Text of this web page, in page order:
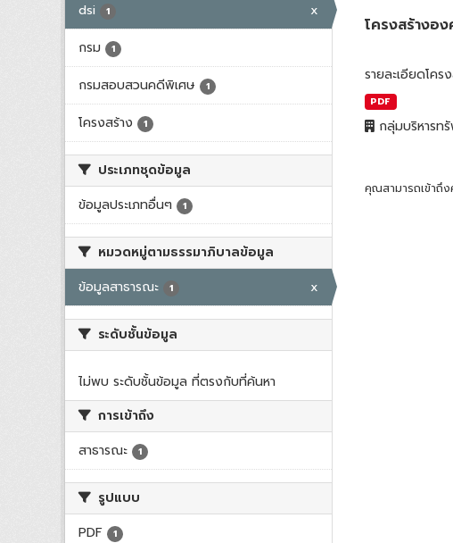
dsi
1
x
กรม
1
กรมสอบสวนคดีพิเศษ 1
โครงสร้าง 1
ประเภทชุดข้อมูล
ข้อมูลประเภทอื่นๆ
1
หมวดหมู่ตามธรรมาภิบาลข้อมูล
ข้อมูลสาธารณะ
1 x
ระดับชั้นข้อมูล
ไม่พบ ระดับชั้นข้อมูล ที่ตรงกับที่ค้นหา
การเข้าถึง
สาธารณะ
1
รูปแบบ
PDF
1
โครงสร้างอ
รายละเอียดโค
PDF
กลุ่มบริหารท
คุณสามารถเข้าถึ